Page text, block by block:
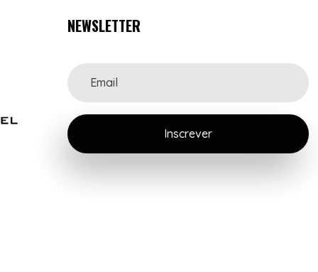
NEWSLETTER